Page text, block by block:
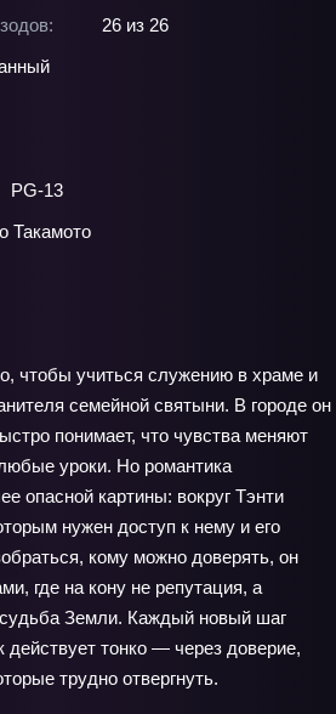
26 из 26
PG-13
Такамото
чтобы учиться служению в храме и
семейной святыни. В городе он
понимает, что чувства меняют
уроки. Но романтика
опасной картины: вокруг Тэнти
нужен доступ к нему и его
кому можно доверять, он
где на кону не репутация, а
судьба Земли. Каждый новый шаг
действует тонко — через доверие,
трудно отвергнуть.